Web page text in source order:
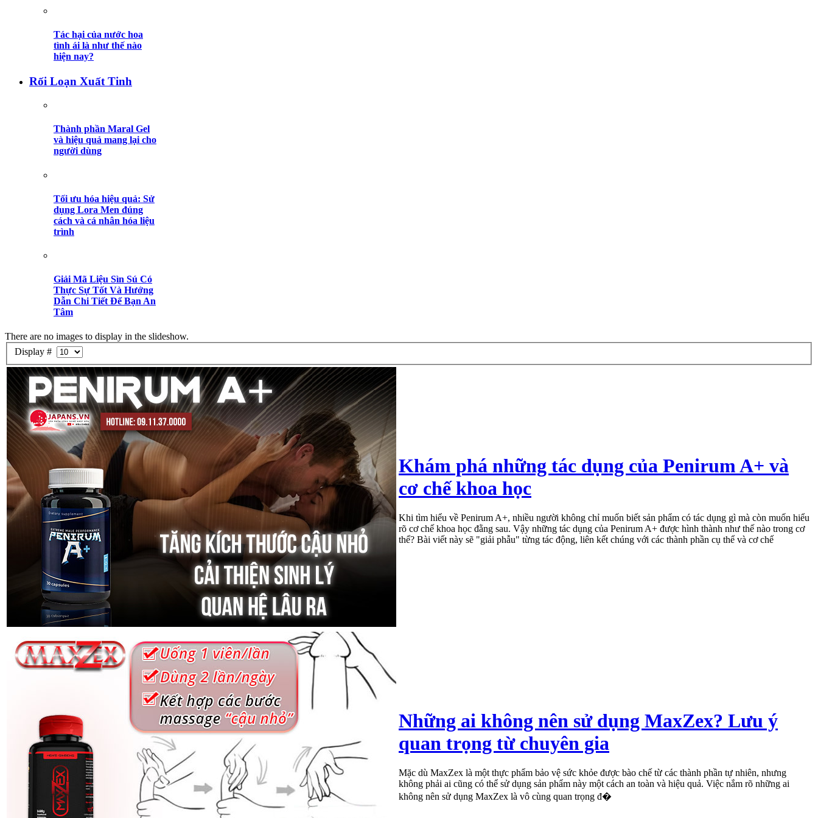
Tác hại của nước hoa
tình ái là như thế nào
hiện nay?
Rối Loạn Xuất Tinh
Thành phần Maral Gel
và hiệu quả mang lại cho
người dùng
Tối ưu hóa hiệu quả: Sử
dụng Lora Men đúng
cách và cá nhân hóa liệu
trình
Giải Mã Liệu Sìn Sú Có
Thực Sự Tốt Và Hướng
Dẫn Chi Tiết Để Bạn An
Tâm
There are no images to display in the slideshow.
Display #
Khám phá những tác dụng của Penirum A+ và
cơ chế khoa học
Khi tìm hiểu về Penirum A+, nhiều người không chỉ muốn biết sản phẩm có tác dụng gì mà còn muốn hiểu
rõ cơ chế khoa học đằng sau. Vậy những tác dụng của Penirum A+ được hình thành như thế nào trong cơ
thể? Bài viết này sẽ "giải phẫu" từng tác động, liên kết chúng với các thành phần cụ thể và cơ chế
Những ai không nên sử dụng MaxZex? Lưu ý
quan trọng từ chuyên gia
Mặc dù MaxZex là một thực phẩm bảo vệ sức khỏe được bào chế từ các thành phần tự nhiên, nhưng
không phải ai cũng có thể sử dụng sản phẩm này một cách an toàn và hiệu quả. Việc nắm rõ những ai
không nên sử dụng MaxZex là vô cùng quan trọng đ�